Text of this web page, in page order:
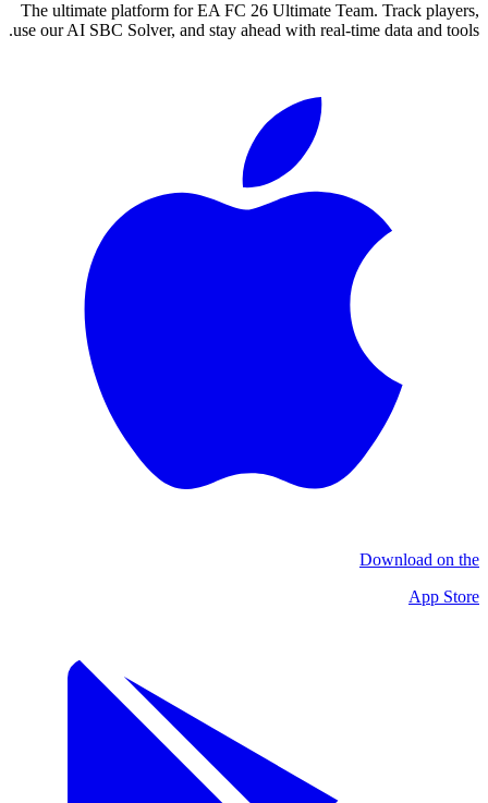
The ultimate platform for EA FC 26 Ultimate Team. Track players,
use our AI SBC Solver, and stay ahead with real-time data and tools.
Download on the
App Store